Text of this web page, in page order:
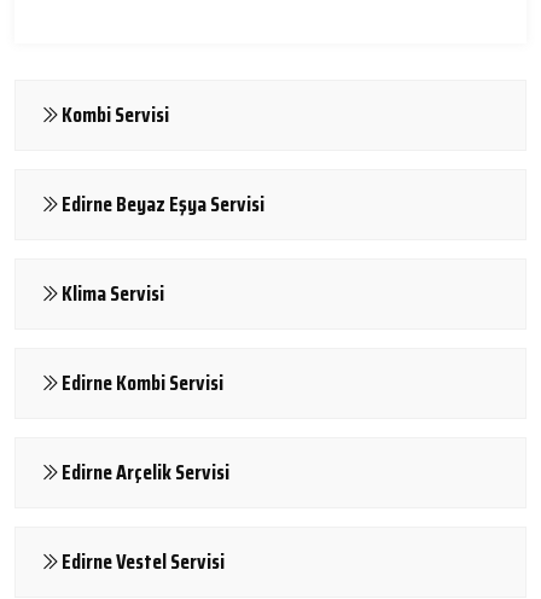
Kombi Servisi
Edirne Beyaz Eşya Servisi
Klima Servisi
Edirne Kombi Servisi
Edirne Arçelik Servisi
Edirne Vestel Servisi